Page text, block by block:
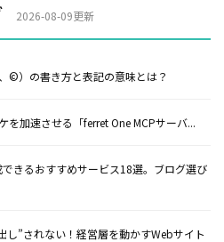
2026-08-09更新
©）の書き方と表記の意味とは？
を加速させる「ferret One MCPサーバ...
できるおすすめサービス18選。ブログ選び
し”されない！経営層を動かすWebサイト